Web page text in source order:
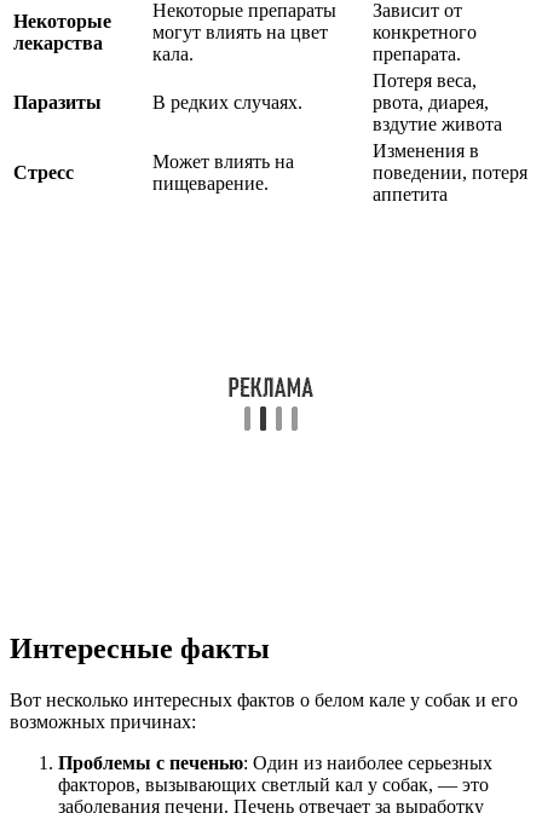
Некоторые
лекарства
Некоторые препараты
могут влиять на цвет
кала.
Зависит от
конкретного
препарата.
Паразиты В редких случаях.
Потеря веса,
рвота, диарея,
вздутие живота
Стресс
Может влиять на
пищеварение.
Изменения в
поведении, потеря
аппетита
Интересные факты
Вот несколько интересных фактов о белом кале у собак и его
возможных причинах:
Проблемы с печенью: Один из наиболее серьезных
факторов, вызывающих светлый кал у собак, — это
заболевания печени. Печень отвечает за выработку